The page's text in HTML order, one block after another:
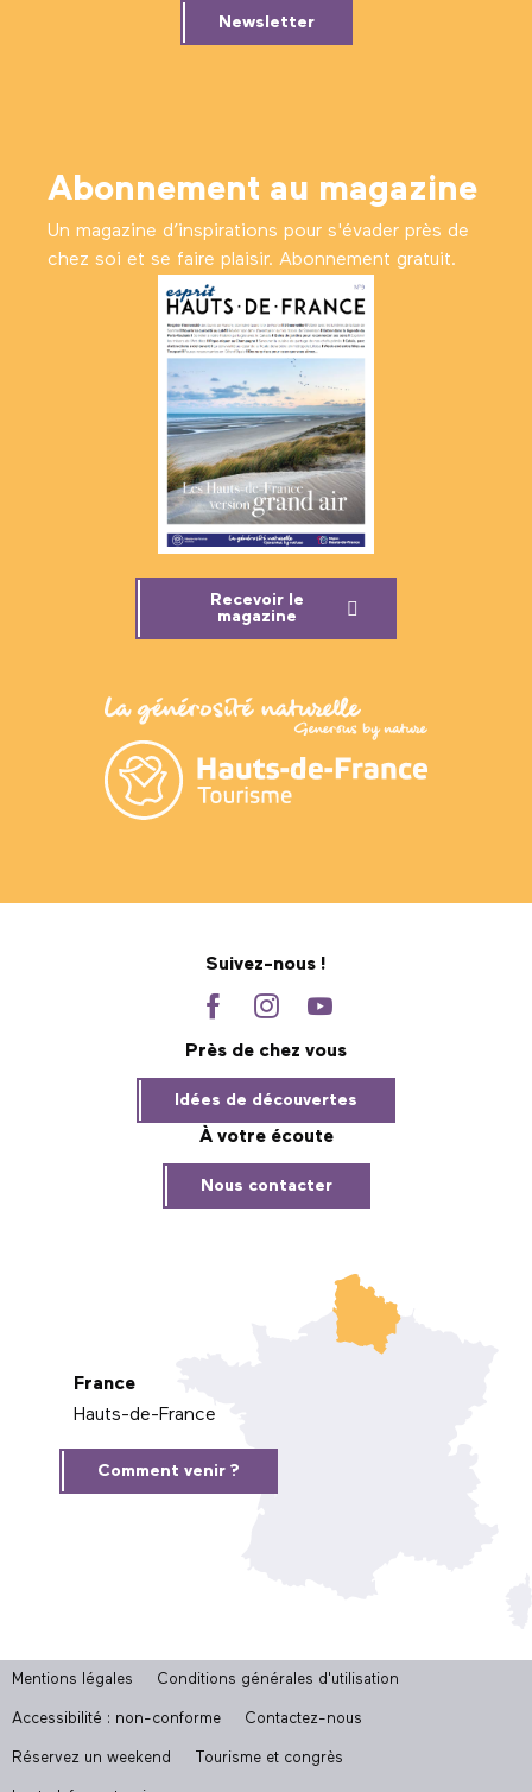
Newsletter
Abonnement au magazine
Un magazine d’inspirations pour s'évader près de
chez soi et se faire plaisir. Abonnement gratuit.
Recevoir le
magazine
Suivez-nous !
Près de chez vous
Idées de découvertes
À votre écoute
Nous contacter
France
Hauts-de-France
Comment venir ?
Mentions légales Conditions générales d'utilisation
Accessibilité : non-conforme Contactez-nous
Réservez un weekend Tourisme et congrès